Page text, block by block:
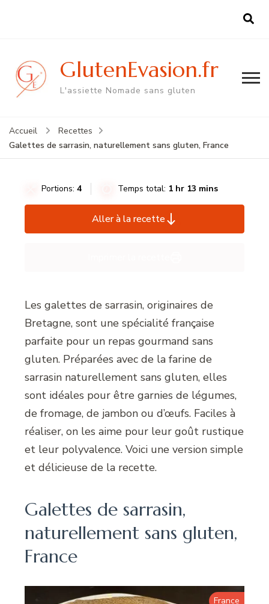
GlutenEvasion.fr
L'assiette Nomade sans gluten
Accueil
Recettes
Galettes de sarrasin, naturellement sans gluten, France
Portions:4 Temps total: 1 hr 13 mins
Aller à la recette
Les galettes de sarrasin, originaires de
Bretagne, sont une spécialité française
parfaite pour un repas gourmand sans
gluten. Préparées avec de la farine de
sarrasin naturellement sans gluten, elles
sont idéales pour être garnies de légumes,
de fromage, de jambon ou d’œufs. Faciles à
réaliser, on les aime pour leur goût rustique
et leur polyvalence. Voici une version simple
et délicieuse de la recette.
Galettes de sarrasin,
naturellement sans gluten,
France
France